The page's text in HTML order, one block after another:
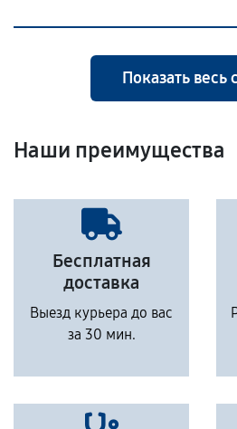
Показать весь
Наши преимущества
Бесплатная
доставка
Выезд курьера до вас
за 30 мин.